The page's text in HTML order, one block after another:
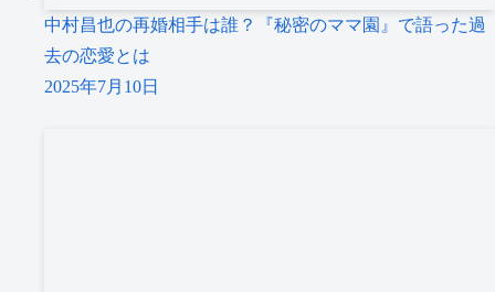
中村昌也の再婚相手は誰？『秘密のママ園』で語った過
去の恋愛とは
2025年7月10日